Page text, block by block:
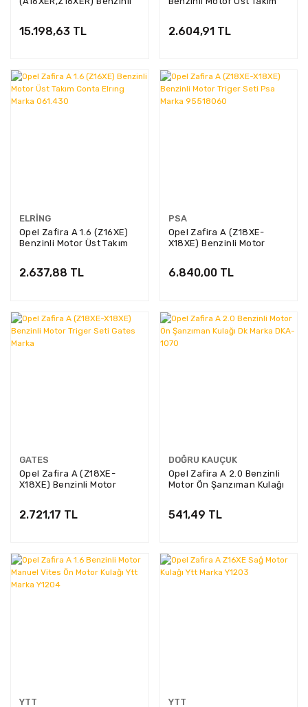
Marka
15.198,63 TL 2.604,91 TL
ELRING
Opel Zafira A 1.6 (Z16XE)
Benzinli Motor Üst Takım
2.637,88 TL
PSA
Opel Zafira A (Z18XE-
X18XE) Benzinli Motor
6.840,00 TL
GATES
Opel Zafira A (Z18XE-
X18XE) Benzinli Motor
2.721,17 TL
DOĞRU KAUÇUK
Opel Zafira A 2.0 Benzinli
Motor Ön Şanzıman Kulağı
541,49 TL
YTT YTT